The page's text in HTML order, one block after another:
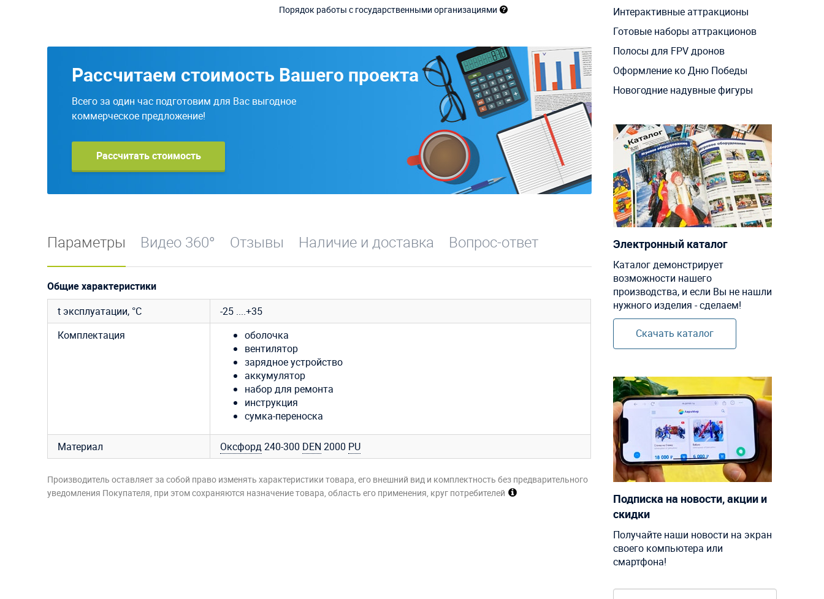
Порядок работы с государственными организациями
Рассчитаем стоимость Вашего проекта
Всего за один час подготовим для Вас выгодное
коммерческое предложение!
Рассчитать стоимость
Параметры Видео 360° Отзывы Наличие и доставка Вопрос-ответ
Общие характеристики
t эксплуатации, °C
-25 ....+35
Комплектация
оболочка
вентилятор
зарядное устройство
аккумулятор
набор для ремонта
инструкция
сумка-переноска
Материал Оксфорд240-300 DEN 2000 PU
Производитель оставляет за собой право изменять характеристики товара, его внешний вид и комплектность без предварительного
уведомления Покупателя, при этом сохраняются назначение товара, область его применения, круг потребителей
Интерактивные аттракционы
Готовые наборы аттракционов
Полосы для FPV дронов
Оформление ко Дню Победы
Новогодние надувные фигуры
Электронный каталог
Каталог демонстрирует
возможности нашего
производства, и если Вы не нашли
нужного изделия - сделаем!
Скачать каталог
Подписка на новости, акции и
скидки
Получайте наши новости на экран
своего компьютера или
смартфона!